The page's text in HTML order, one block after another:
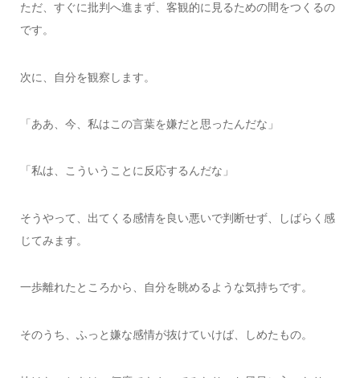
ただ、すぐに批判へ進まず、客観的に見るための間をつくるの
です。
次に、自分を観察します。
「ああ、今、私はこの言葉を嫌だと思ったんだな」
「私は、こういうことに反応するんだな」
そうやって、出てくる感情を良い悪いで判断せず、しばらく感
じてみます。
一歩離れたところから、自分を眺めるような気持ちです。
そのうち、ふっと嫌な感情が抜けていけば、しめたもの。